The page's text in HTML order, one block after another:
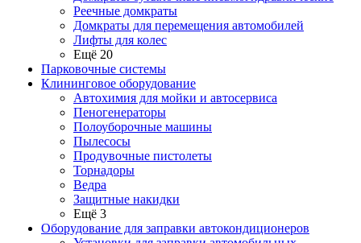
Реечные домкраты
Домкраты для перемещения автомобилей
Лифты для колес
Ещё 20
Парковочные системы
Клининговое оборудование
Автохимия для мойки и автосервиса
Пеногенераторы
Полоуборочные машины
Пылесосы
Продувочные пистолеты
Торнадоры
Ведра
Защитные накидки
Ещё 3
Оборудование для заправки автокондиционеров